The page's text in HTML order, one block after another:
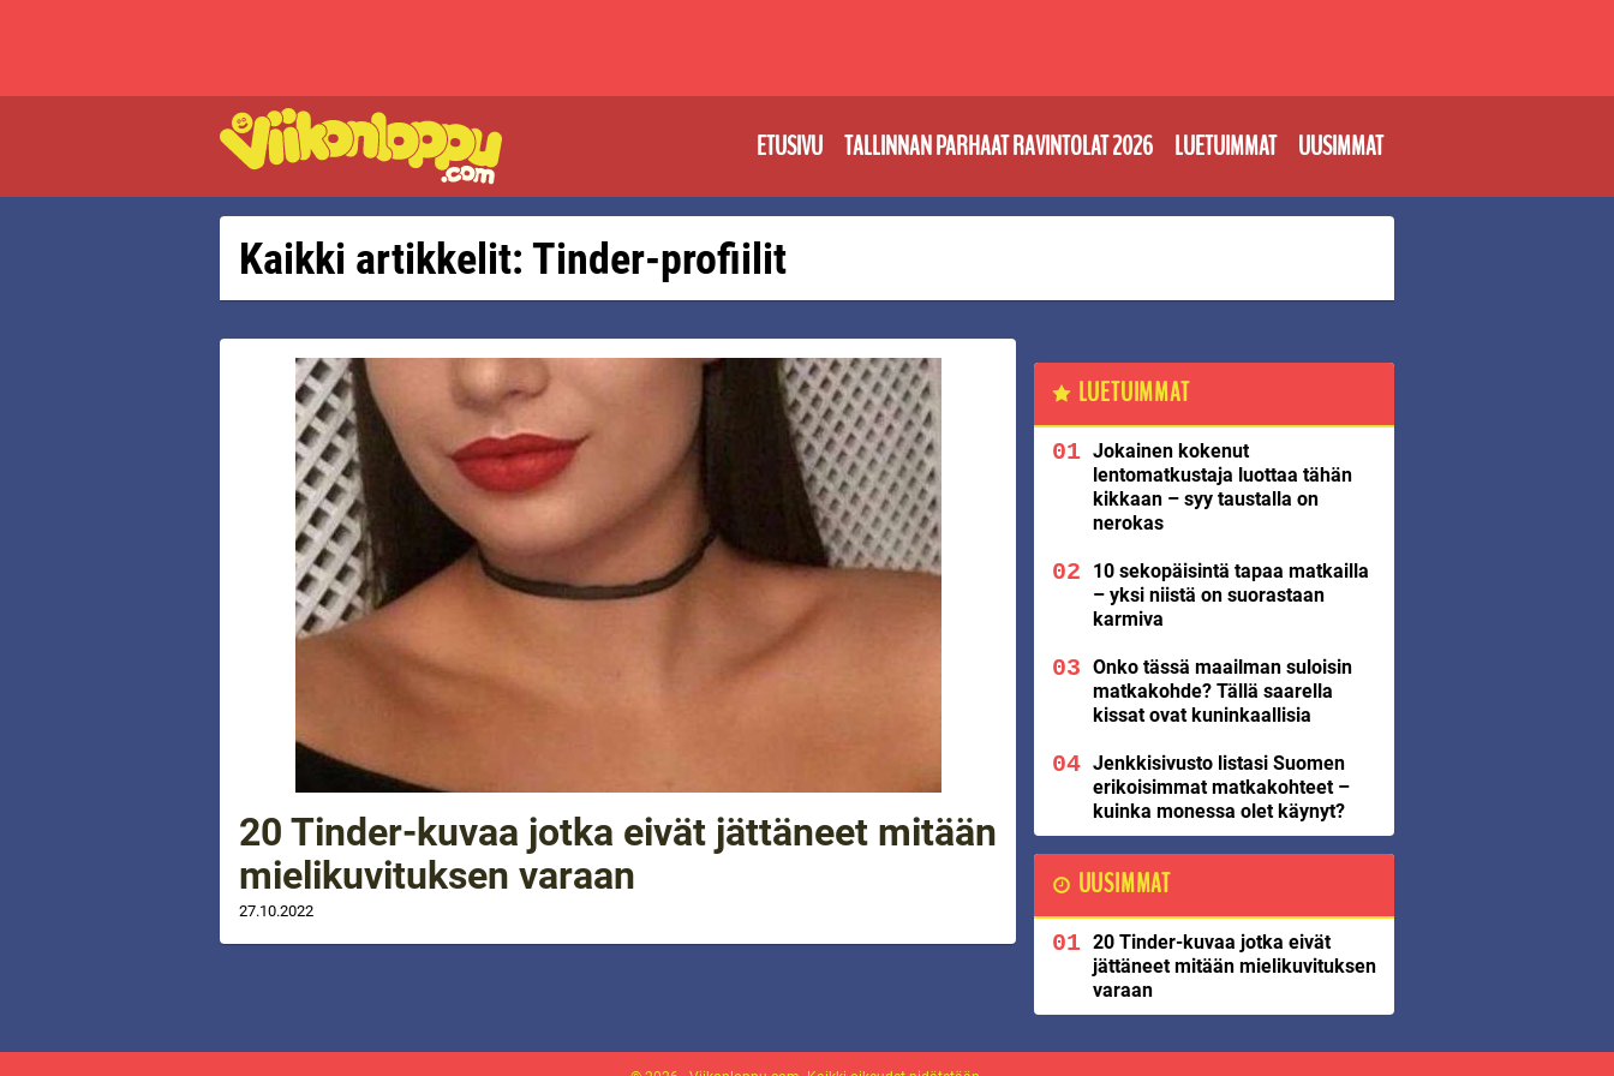
ETUSIVU TALLINNAN PARHAAT RAVINTOLAT 2026 LUETUIMMAT UUSIMMAT
Kaikki artikkelit: Tinder-profiilit
20 Tinder-kuvaa jotka eivät jättäneet mitään
mielikuvituksen varaan
27.10.2022
LUETUIMMAT
Jokainen kokenut
lentomatkustaja luottaa tähän
kikkaan – syy taustalla on
nerokas
10 sekopäisintä tapaa matkailla
– yksi niistä on suorastaan
karmiva
Onko tässä maailman suloisin
matkakohde? Tällä saarella
kissat ovat kuninkaallisia
Jenkkisivusto listasi Suomen
erikoisimmat matkakohteet –
kuinka monessa olet käynyt?
UUSIMMAT
20 Tinder-kuvaa jotka eivät
jättäneet mitään mielikuvituksen
varaan